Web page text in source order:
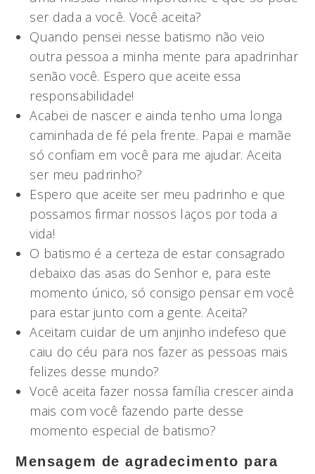
ser dada a você. Você aceita?
Quando pensei nesse batismo não veio
outra pessoa a minha mente para apadrinhar
senão você. Espero que aceite essa
responsabilidade!
Acabei de nascer e ainda tenho uma longa
caminhada de fé pela frente. Papai e mamãe
só confiam em você para me ajudar. Aceita
ser meu padrinho?
Espero que aceite ser meu padrinho e que
possamos firmar nossos laços por toda a
vida!
O batismo é a certeza de estar consagrado
debaixo das asas do Senhor e, para este
momento único, só consigo pensar em você
para estar junto com a gente. Aceita?
Aceitam cuidar de um anjinho indefeso que
caiu do céu para nos fazer as pessoas mais
felizes desse mundo?
Você aceita fazer nossa família crescer ainda
mais com você fazendo parte desse
momento especial de batismo?
Mensagem de agradecimento para